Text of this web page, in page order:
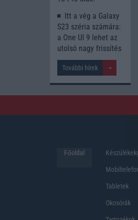
Itt a vég a Galaxy
S23 széria számára:
a One UI 9 lehet az
utolsó nagy frissítés
További hírek
Főoldal
Tabletek
Okosórák